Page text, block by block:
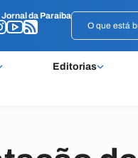
Jornal da Paraíba
Editorias
Jornal da Paraíba